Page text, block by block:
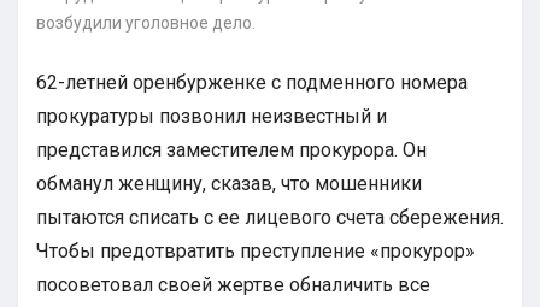
возбудили уголовное дело.
62-летней оренбурженке с подменного номера
прокуратуры позвонил неизвестный и
представился заместителем прокурора. Он
обманул женщину, сказав, что мошенники
пытаются списать с ее лицевого счета сбережения.
Чтобы предотвратить преступление «прокурор»
посоветовал своей жертве обналичить все